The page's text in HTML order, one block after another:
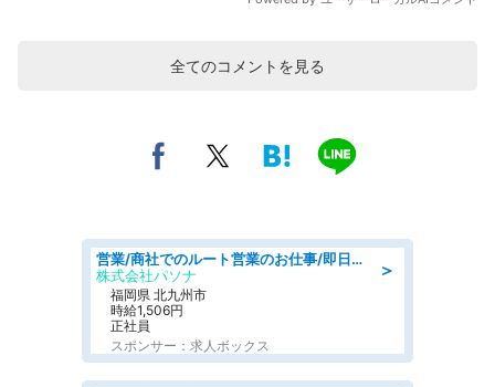
全てのコメントを見る
＞
営業/商社でのルート営業のお仕事/即日勤務可/車通勤可/営業
株式会社パソナ
福岡県 北九州市
時給1,506円
正社員
スポンサー：求人ボックス